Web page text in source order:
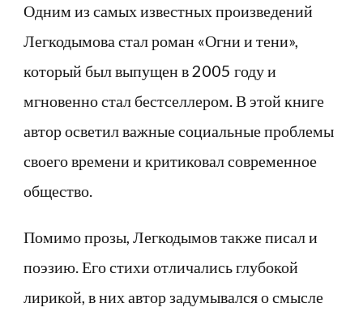
Одним из самых известных произведений
Легкодымова стал роман «Огни и тени»,
который был выпущен в 2005 году и
мгновенно стал бестселлером. В этой книге
автор осветил важные социальные проблемы
своего времени и критиковал современное
общество.
Помимо прозы, Легкодымов также писал и
поэзию. Его стихи отличались глубокой
лирикой, в них автор задумывался о смысле